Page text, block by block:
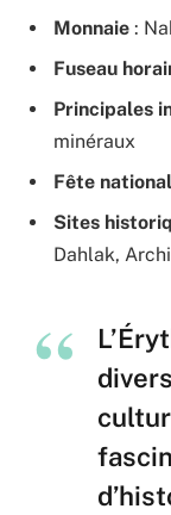
Monnaie :
Fuseau
Principales
minéraux
Fête
Sites
Dahlak,